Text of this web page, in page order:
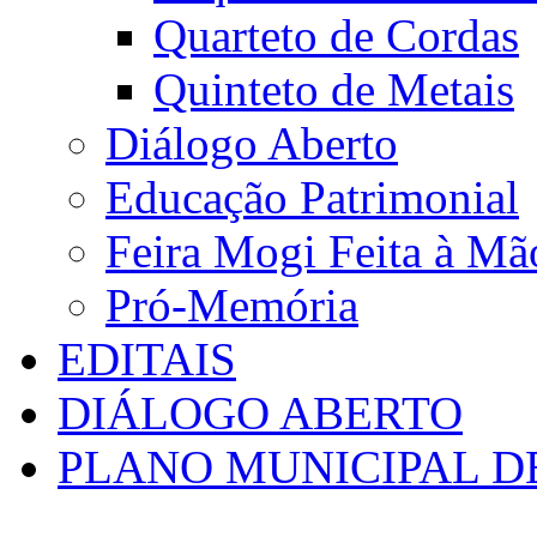
Quarteto de Cordas
Quinteto de Metais
Diálogo Aberto
Educação Patrimonial
Feira Mogi Feita à
Pró-Memória
EDITAIS
DIÁLOGO ABERTO
PLANO MUNICIPAL